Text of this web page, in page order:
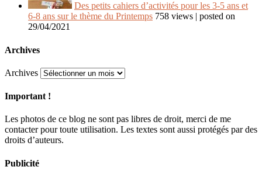
Des petits cahiers d’activités pour les 3-5 ans et
6-8 ans sur le thème du Printemps 758 views | posted on
29/04/2021
Archives
Archives
Important !
Les photos de ce blog ne sont pas libres de droit, merci de me
contacter pour toute utilisation. Les textes sont aussi protégés par des
droits d’auteurs.
Publicité